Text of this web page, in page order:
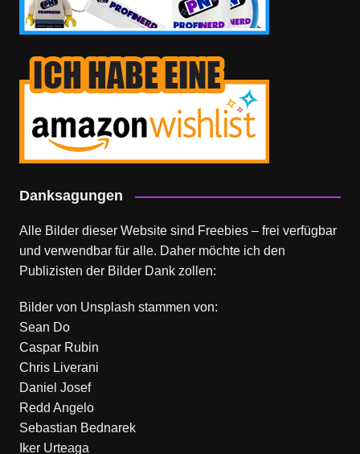
Danksagungen
Alle Bilder dieser Website sind Freebies – frei verfügbar
und verwendbar für alle. Daher möchte ich den
Publizisten der Bilder Dank zollen:
Bilder von Unsplash stammen von:
Sean Do
Caspar Rubin
Chris Liverani
Daniel Josef
Redd Angelo
Sebastian Bednarek
Iker Urteaga